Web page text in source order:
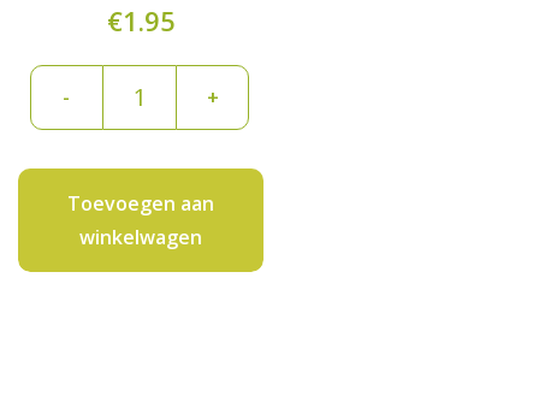
€1.95
-
Rose
aantal
+
Toevoegen aan
winkelwagen